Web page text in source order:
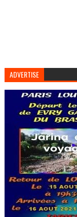
ADVERTISE